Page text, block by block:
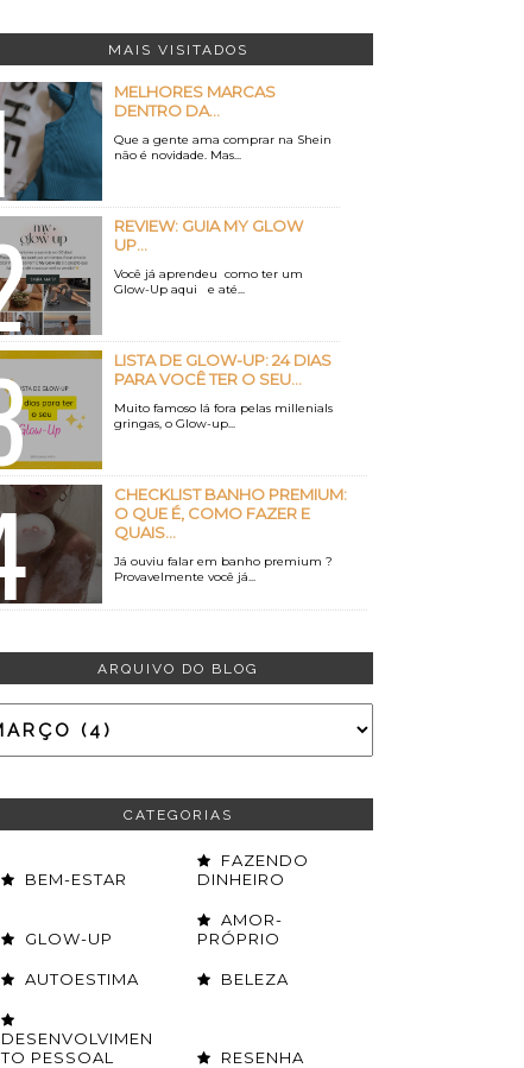
MAIS VISITADOS
MELHORES MARCAS
DENTRO DA...
Que a gente ama comprar na Shein
não é novidade. Mas...
REVIEW: GUIA MY GLOW
UP...
Você já aprendeu como ter um
Glow-Up aqui e até...
LISTA DE GLOW-UP: 24 DIAS
PARA VOCÊ TER O SEU...
Muito famoso lá fora pelas millenials
gringas, o Glow-up...
CHECKLIST BANHO PREMIUM:
O QUE É, COMO FAZER E
QUAIS...
Já ouviu falar em banho premium ?
Provavelmente você já...
ARQUIVO DO BLOG
CATEGORIAS
BEM-ESTAR
FAZENDO
DINHEIRO
GLOW-UP
AMOR-
PRÓPRIO
AUTOESTIMA BELEZA
DESENVOLVIMEN
TO PESSOAL
RESENHA